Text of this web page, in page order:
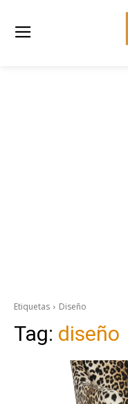
Etiquetas Diseño
Tag: diseño